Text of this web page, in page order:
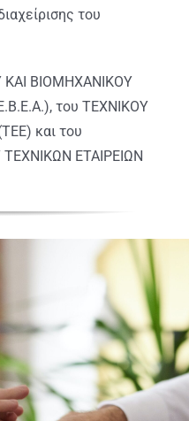
του
ΚΑΙ ΒΙΟΜΗΧΑΝΙΚΟΥ
του ΤΕΧΝΙΚΟΥ
και του
ΕΤΑΙΡΕΙΩΝ